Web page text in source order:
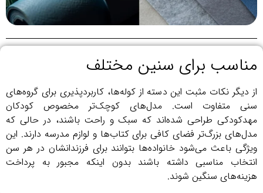
مناسب برای سنین مختلف
از دیگر نکات مثبت این دسته از کوله‌ها، کاربردپذیری برای گروه‌های
سنی متفاوت است. مدل‌های کوچک‌تر مخصوص کودکان
مهدکودکی طراحی شده‌اند که سبک و راحت باشند، در حالی که
مدل‌های بزرگ‌تر فضای کافی برای کتاب‌ها و لوازم مدرسه دارند. این
ویژگی باعث می‌شود خانواده‌ها بتوانند برای فرزندانشان در هر سن
انتخاب مناسبی داشته باشند بدون اینکه مجبور به پرداخت
هزینه‌های سنگین شوند.